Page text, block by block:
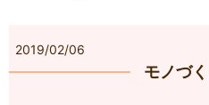
2019/02/06
モノづ